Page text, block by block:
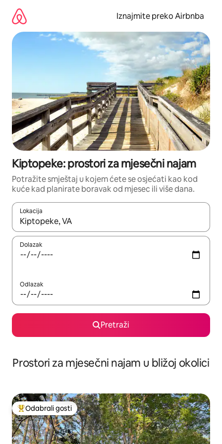
sadržaj
Iznajmite preko Airbnba
Kiptopeke: prostori za mjesečni najam
Potražite smještaj u kojem ćete se osjećati kao kod
kuće kad planirate boravak od mjesec ili više dana.
Lokacija
Kada budu dostupni rezultati, moći ćete ih pregledati
Dolazak
Odlazak
Pretraži
Prostori za mjesečni najam u bližoj okolici
Među najviše rangiranima s oznakom „Odabrali gosti”
Odabrali gosti